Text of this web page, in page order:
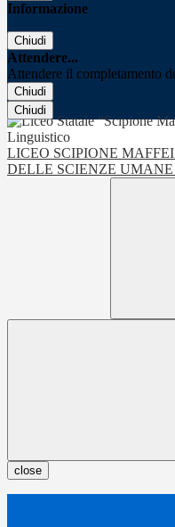
Informazione
Chiudi
Attendere...
Attendere il completamento
Chiudi
Chiudi
LICEO SCIPIONE MAFFEI
DELLE SCIENZE UMANE
close